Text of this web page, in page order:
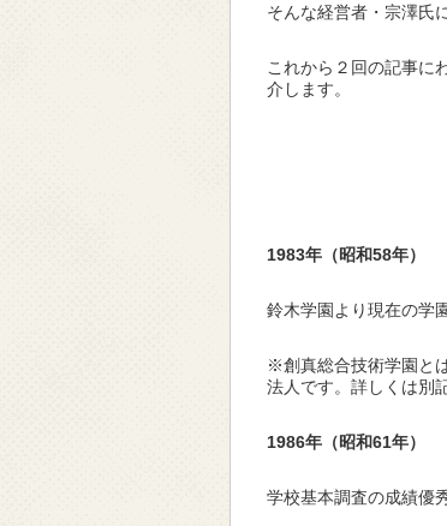
そんな経営者・宗澤氏
これから２回の記事に
介します。
1983年（昭和58年）
鈴木学園より現在の学
※創真総合技術学園と
法人です。詳しくは別
1986年（昭和61年）
学校基本調査の成績優